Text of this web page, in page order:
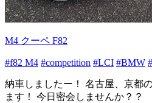
M4 クーペ F82
#f82 M4 #competition #LCI #BMW
納車しましたー！ 名古屋、京都
ます！ 今日密会しませんか？？